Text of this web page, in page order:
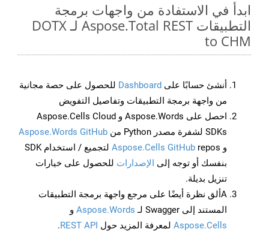
ابدأ في الاستفادة من واجهات برمجة
التطبيقات Aspose.Total REST لـ DOTX
to CHM
أنشئ حسابًا على Dashboard للحصول على حصة مجانية
من واجهة برمجة التطبيقات وتفاصيل التفويض
احصل على Aspose.Words و Aspose.Cells Cloud
SDKs لشفرة مصدر Python من
Aspose.Words GitHub
و
Aspose.Cells GitHub
repos لتجميع / استخدام SDK
بنفسك أو توجه إلى الإصدارات للحصول على خيارات
تنزيل بديلة.
Aألق نظرة أيضًا على مرجع واجهة برمجة التطبيقات
المستند إلى Swagger لـ
Aspose.Words و
Aspose.Cells لمعرفة المزيد حول REST API
.